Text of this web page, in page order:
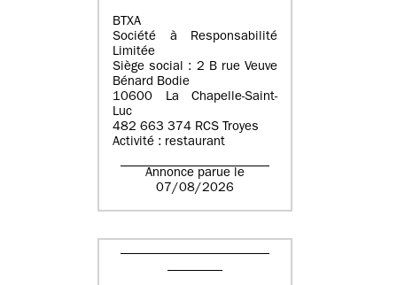
BTXA
Société à Responsabilité
Limitée
Siège social : 2 B rue Veuve
Bénard Bodie
10600 La Chapelle-Saint-
Luc
482 663 374 RCS Troyes
Activité : restaurant
Annonce parue le
07/08/2026